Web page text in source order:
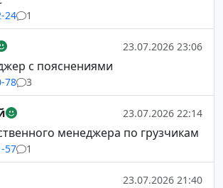
24 1
23.07.2026 23:06
с пояснениями
78 3
23.07.2026 22:14
менеджера по грузчикам
57 1
23.07.2026 21:40